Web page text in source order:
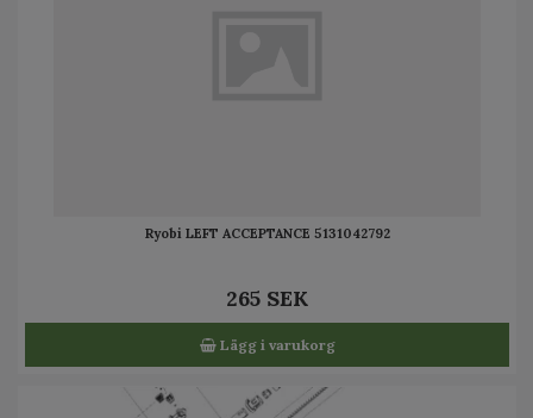
Ryobi LEFT ACCEPTANCE 5131042792
265 SEK
Lägg i varukorg